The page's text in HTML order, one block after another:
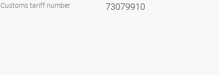
Customs tariff number 73079910